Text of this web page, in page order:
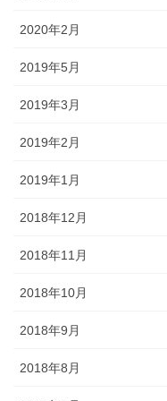
2020年2月
2019年5月
2019年3月
2019年2月
2019年1月
2018年12月
2018年11月
2018年10月
2018年9月
2018年8月